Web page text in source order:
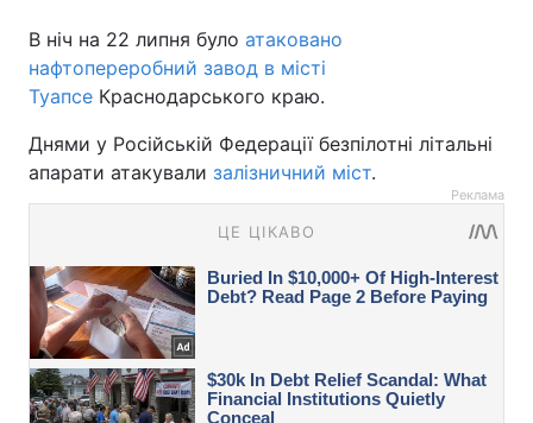
В ніч на 22 липня було атаковано
нафтопереробний завод в місті
Туапсе Краснодарського краю.
Днями у Російській Федерації безпілотні літальні
апарати атакували залізничний міст.
Реклама